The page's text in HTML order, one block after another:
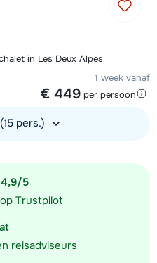
4,9/5
Trustpilot
reisadviseurs
in Les Deux Alpes
1 week vanaf
€ 449 per persoon
pers.)